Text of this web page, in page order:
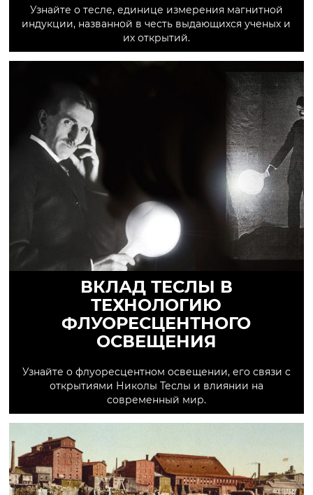
Узнайте о тесле, единице измерения магнитной
индукции, названной в честь выдающихся ученых и
их открытий.
ВКЛАД ТЕСЛЫ В
ТЕХНОЛОГИЮ
ФЛУОРЕСЦЕНТНОГО
ОСВЕЩЕНИЯ
Узнайте о флуоресцентном освещении, его связи с
открытиями Николы Теслы и влиянии на
современный мир.